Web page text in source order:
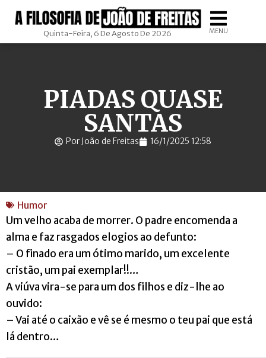
Quinta-Feira, 6 De Agosto De 2026 MENU
PIADAS QUASE
SANTAS
Por João de Freitas 16/1/2025 12:58
Humor
Um velho acaba de morrer. O padre encomenda a
alma e faz rasgados elogios ao defunto:
– O finado era um ótimo marido, um excelente
cristão, um pai exemplar!!…
A viúva vira-se para um dos filhos e diz-lhe ao
ouvido:
– Vai até o caixão e vê se é mesmo o teu pai que está
lá dentro…